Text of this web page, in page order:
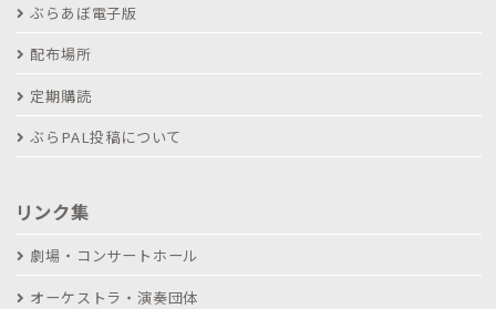
ぶらあぼ電子版
配布場所
定期購読
ぶらPAL投稿について
リンク集
劇場・コンサートホール
オーケストラ・演奏団体